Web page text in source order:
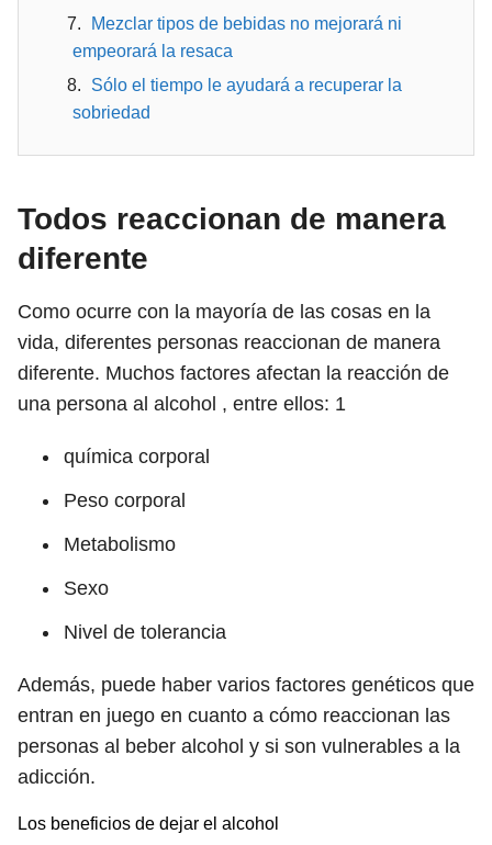
Mezclar tipos de bebidas no mejorará ni
empeorará la resaca
Sólo el tiempo le ayudará a recuperar la
sobriedad
Todos reaccionan de manera
diferente
Como ocurre con la mayoría de las cosas en la
vida, diferentes personas reaccionan de manera
diferente. Muchos factores afectan la reacción de
una persona al alcohol , entre ellos: 1
química corporal
Peso corporal
Metabolismo
Sexo
Nivel de tolerancia
Además, puede haber varios factores genéticos que
entran en juego en cuanto a cómo reaccionan las
personas al beber alcohol y si son vulnerables a la
adicción.
Los beneficios de dejar el alcohol